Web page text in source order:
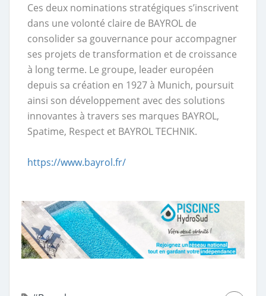
Ces deux nominations stratégiques s’inscrivent
dans une volonté claire de BAYROL de
consolider sa gouvernance pour accompagner
ses projets de transformation et de croissance
à long terme. Le groupe, leader européen
depuis sa création en 1927 à Munich, poursuit
ainsi son développement avec des solutions
innovantes à travers ses marques BAYROL,
Spatime, Respect et BAYROL TECHNIK.
https://www.bayrol.fr/